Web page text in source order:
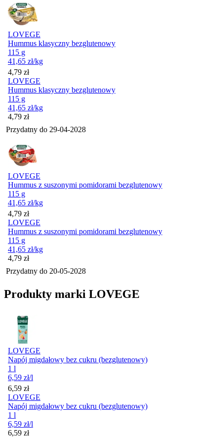
LOVEGE
Hummus klasyczny bezglutenowy
115 g
41,65 zł/kg
Cena
4,79 zł
LOVEGE
Hummus klasyczny bezglutenowy
115 g
41,65 zł/kg
Cena
4,79 zł
Przydatny do 29-04-2028
LOVEGE
Hummus z suszonymi pomidorami bezglutenowy
115 g
41,65 zł/kg
Cena
4,79 zł
LOVEGE
Hummus z suszonymi pomidorami bezglutenowy
115 g
41,65 zł/kg
Cena
4,79 zł
Przydatny do 20-05-2028
Produkty marki LOVEGE
LOVEGE
Napój migdałowy bez cukru (bezglutenowy)
1 l
6,59 zł/l
Cena
6,59 zł
LOVEGE
Napój migdałowy bez cukru (bezglutenowy)
1 l
6,59 zł/l
Cena
6,59 zł